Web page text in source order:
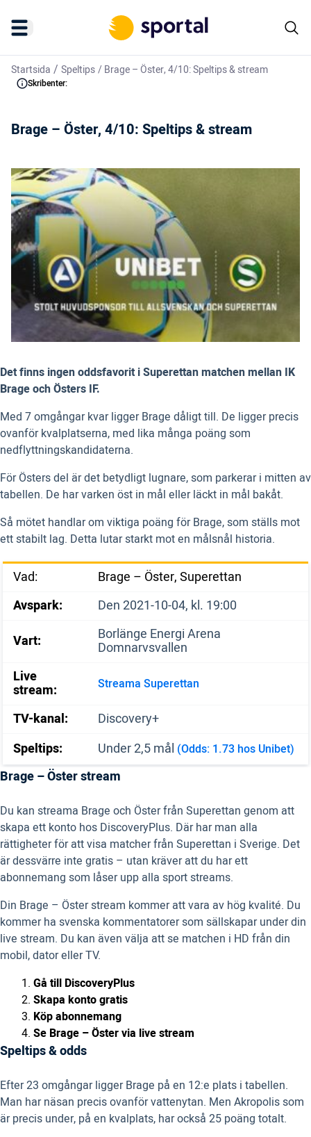
Startsida / Speltips/Brage – Öster, 4/10: Speltips & stream
Skribenter:
Brage – Öster, 4/10: Speltips & stream
Det finns ingen oddsfavorit i Superettan matchen mellan IK
Brage och Östers IF.
Med 7 omgångar kvar ligger Brage dåligt till. De ligger precis
ovanför kvalplatserna, med lika många poäng som
nedflyttningskandidaterna.
För Östers del är det betydligt lugnare, som parkerar i mitten av
tabellen. De har varken öst in mål eller läckt in mål bakåt.
Så mötet handlar om viktiga poäng för Brage, som ställs mot
ett stabilt lag. Detta lutar starkt mot en målsnål historia.
Vad:
Brage – Öster, Superettan
Avspark:
Den 2021-10-04, kl. 19:00
Vart:
Borlänge Energi Arena
Domnarvsvallen
Live
stream: Streama Superettan
TV-kanal:
Discovery+
Speltips:
Under 2,5 mål (Odds: 1.73 hos Unibet)
Brage – Öster stream
Du kan streama Brage och Öster från Superettan genom att
skapa ett konto hos DiscoveryPlus. Där har man alla
rättigheter för att visa matcher från Superettan i Sverige. Det
är dessvärre inte gratis – utan kräver att du har ett
abonnemang som låser upp alla sport streams.
Din Brage – Öster stream kommer att vara av hög kvalité. Du
kommer ha svenska kommentatorer som sällskapar under din
live stream. Du kan även välja att se matchen i HD från din
mobil, dator eller TV.
Gå till DiscoveryPlus
Skapa konto gratis
Köp abonnemang
Se Brage – Öster via live stream
Speltips & odds
Efter 23 omgångar ligger Brage på en 12:e plats i tabellen.
Man har näsan precis ovanför vattenytan. Men Akropolis som
är precis under, på en kvalplats, har också 25 poäng totalt.